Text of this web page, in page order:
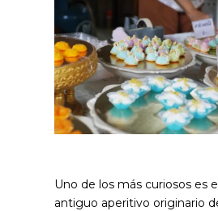
Uno de los más curiosos es
antiguo aperitivo originario